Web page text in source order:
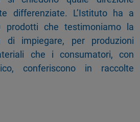
differenziate. L’Istituto ha a
prodotti che testimoniamo la
di impiegare, per produzioni
che i consumatori, con
conferiscono in raccolte